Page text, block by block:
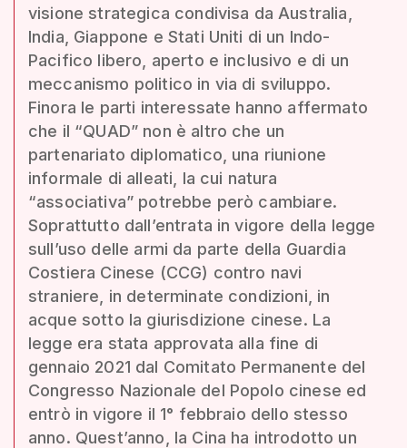
visione strategica condivisa da Australia,
India, Giappone e Stati Uniti di un Indo-
Pacifico libero, aperto e inclusivo e di un
meccanismo politico in via di sviluppo.
Finora le parti interessate hanno affermato
che il “QUAD” non è altro che un
partenariato diplomatico, una riunione
informale di alleati, la cui natura
“associativa” potrebbe però cambiare.
Soprattutto dall’entrata in vigore della legge
sull’uso delle armi da parte della Guardia
Costiera Cinese (CCG) contro navi
straniere, in determinate condizioni, in
acque sotto la giurisdizione cinese. La
legge era stata approvata alla fine di
gennaio 2021 dal Comitato Permanente del
Congresso Nazionale del Popolo cinese ed
entrò in vigore il 1° febbraio dello stesso
anno. Quest’anno, la Cina ha introdotto un